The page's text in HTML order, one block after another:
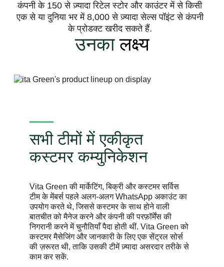
कंपनी के 150 से ज़्यादा रिटेल स्टोर और काउंटर में से किसी
एक से या दुनिया भर में 8,000 से ज़्यादा सेल्स पॉइंट से कंपनी
के प्रोडक्ट खरीद सकते हैं.
उनकालक्ष्य
सभी टीमों में एकीकृत
कस्टमर कम्युनिकेशन
Vita Green की मार्केटिंग, बिक्री और कस्टमर सर्विस
टीम के मेंबर्स पहले अलग-अलग WhatsApp अकाउंट का
उपयोग करते थे, जिससे कस्टमर के साथ होने वाली
बातचीत को मैनेज करने और कंपनी की परफ़ॉर्मेंस की
निगरानी करने में चुनौतियाँ पैदा होती थीं. Vita Green को
कस्टमर मैसेजिंग और जानकारी के लिए एक सेंट्रल सोर्स
की ज़रूरत थी, ताकि उसकी टीमें ज़्यादा असरदार तरीके से
काम कर सकें.